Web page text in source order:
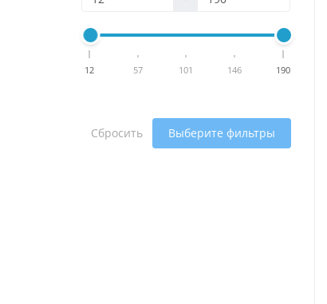
12 57 101 146 190
Сбросить Выберите фильтры